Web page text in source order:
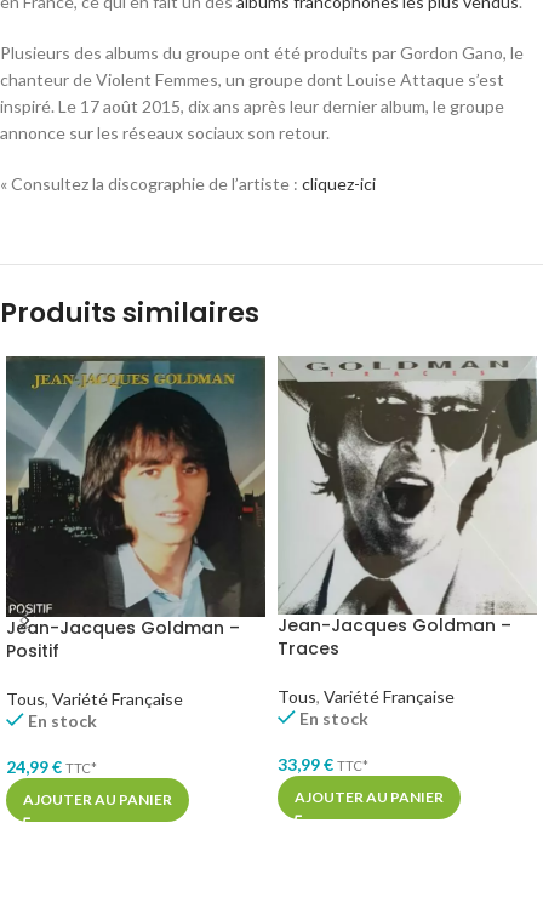
Plusieurs des albums du groupe ont été produits par Gordon Gano, le
chanteur de Violent Femmes, un groupe dont Louise Attaque s’est
inspiré. Le 17 août 2015, dix ans après leur dernier album, le groupe
annonce sur les réseaux sociaux son retour.
« Consultez la discographie de l’artiste : cliquez-ici
Produits similaires
Jean-Jacques Goldman –
Positif
Tous, Variété Française
En stock
24,99€ TTC*
AJOUTER AU PANIER
Jean-Jacques Goldman –
Traces
Tous, Variété Française
En stock
33,99€ TTC*
AJOUTER AU PANIER